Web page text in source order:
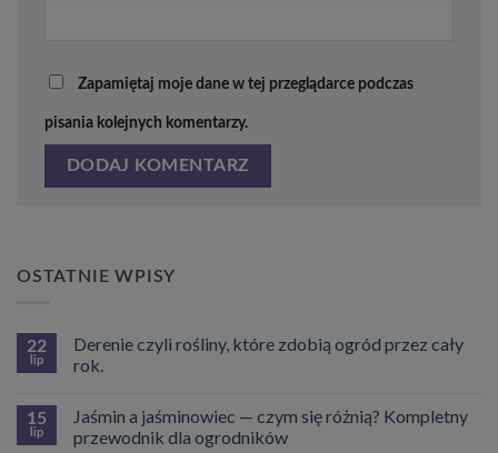
Zapamiętaj moje dane w tej przeglądarce podczas
pisania kolejnych komentarzy.
OSTATNIE WPISY
22
lip
Derenie czyli rośliny, które zdobią ogród przez cały
rok.
do
czyli
15
lip
Jaśmin a jaśminowiec — czym się różnią? Kompletny
przewodnik dla ogrodników